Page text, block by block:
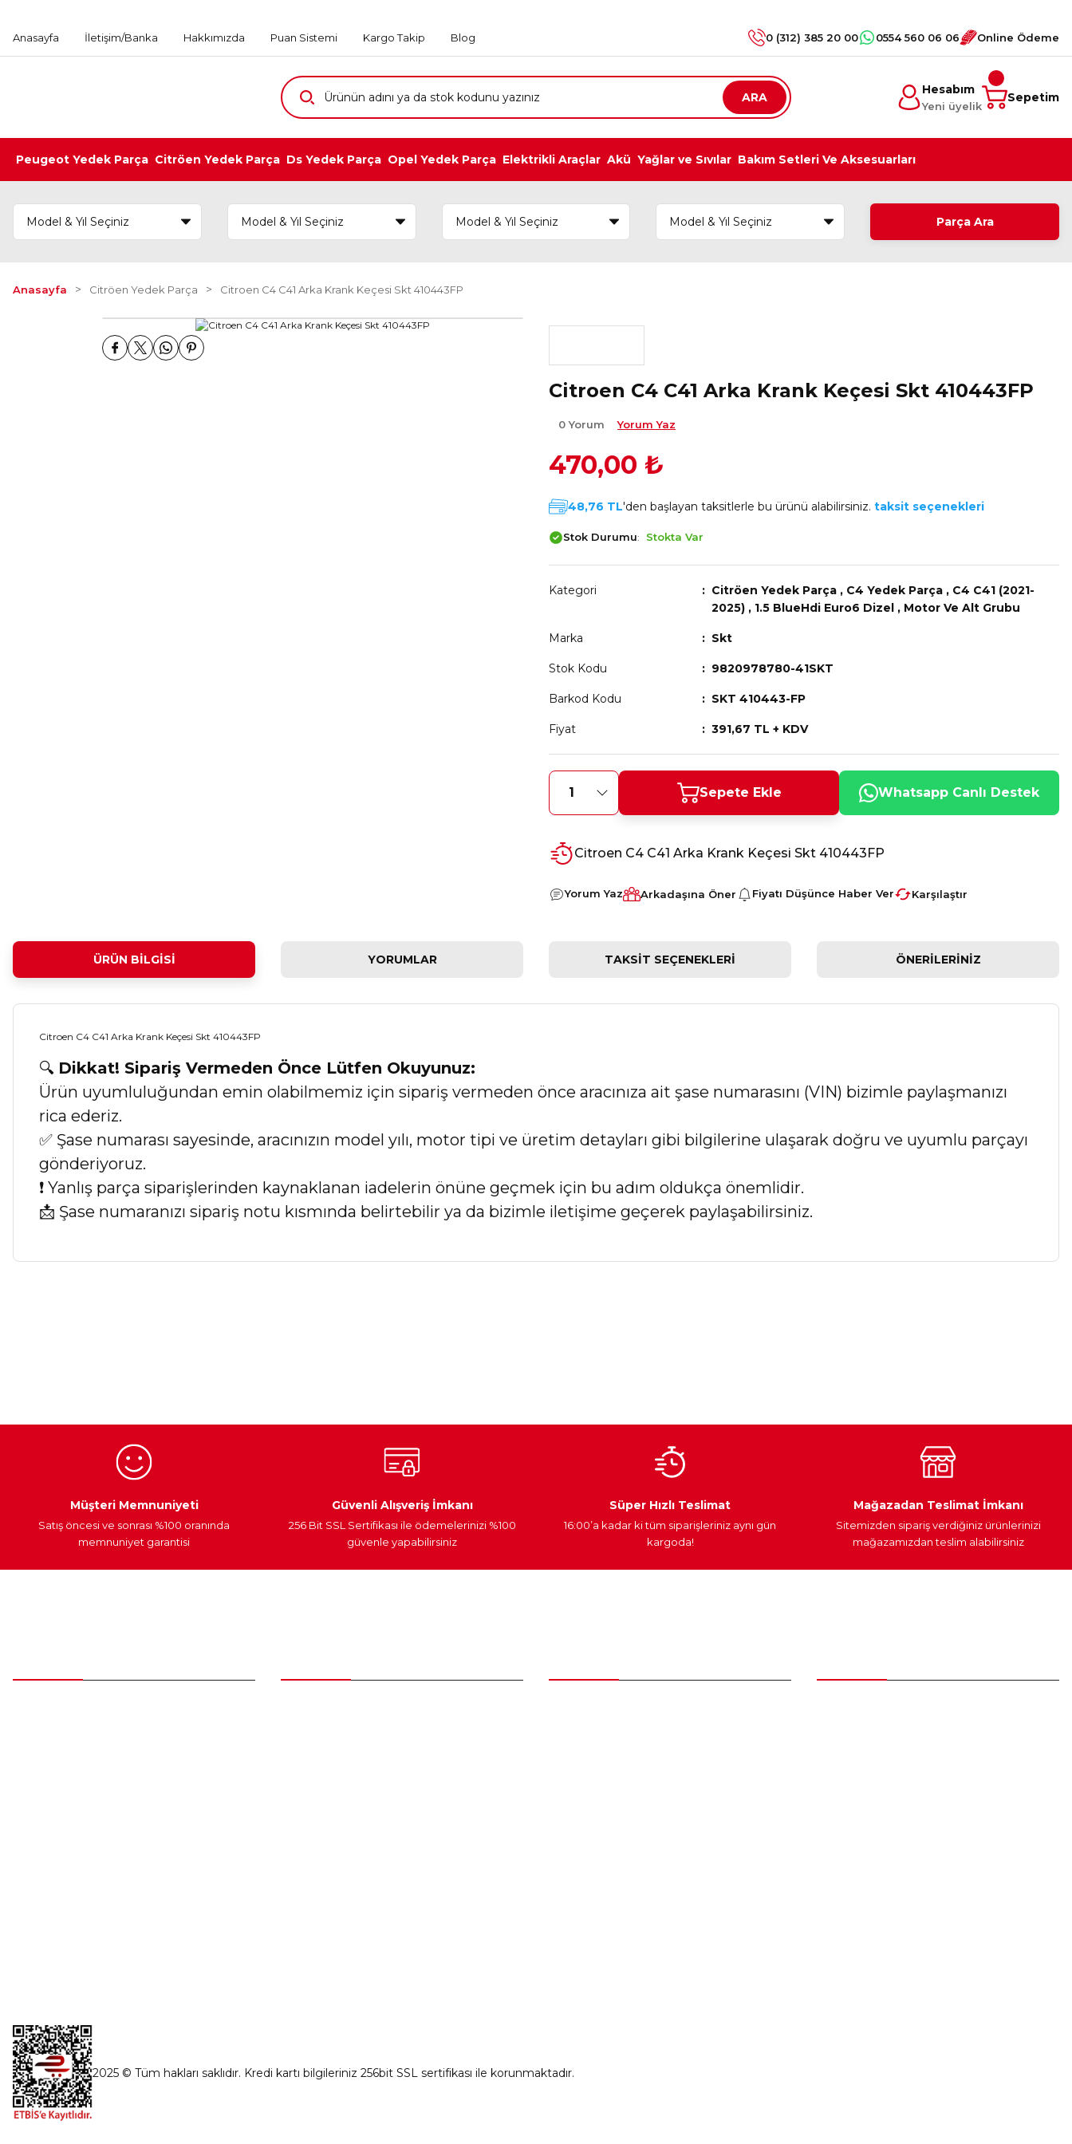
Anasayfa İletişim/Banka Hakkımızda Puan Sistemi Kargo Takip Blog 0 (312) 385 20 00 0554 560 06 06 Online Ödeme
ARA
Hesabım
Yeni üyelik
Sepetim
Peugeot Yedek Parça Citröen Yedek Parça Ds Yedek Parça Opel Yedek Parça Elektrikli Araçlar Akü Yağlar ve Sıvılar Bakım Setleri Ve Aksesuarları
Parça Ara
Anasayfa Citröen Yedek Parça Citroen C4 C41 Arka Krank Keçesi Skt 410443FP
Citroen C4 C41 Arka Krank Keçesi Skt 410443FP
0 Yorum Yorum Yaz
470,00 ₺
48,76 TL'den başlayan taksitlerle bu ürünü alabilirsiniz. taksit seçenekleri
Stok Durumu Stokta Var
Kategori Citröen Yedek Parça , C4 Yedek Parça , C4 C41 (2021-
2025) , 1.5 BlueHdi Euro6 Dizel , Motor Ve Alt Grubu
Marka Skt
Stok Kodu 9820978780-41SKT
Barkod Kodu SKT 410443-FP
Fiyat 391,67 TL + KDV
Sepete Ekle Whatsapp Canlı Destek
Citroen C4 C41 Arka Krank Keçesi Skt 410443FP
Yorum Yaz Arkadaşına Öner Fiyatı Düşünce Haber Ver Karşılaştır
ÜRÜN BILGISI YORUMLAR TAKSIT SEÇENEKLERI ÖNERILERINIZ
Citroen C4 C41 Arka Krank Keçesi Skt 410443FP
🔍 Dikkat! Sipariş Vermeden Önce Lütfen Okuyunuz:
Ürün uyumluluğundan emin olabilmemiz için sipariş vermeden önce aracınıza ait şase numarasını (VIN) bizimle paylaşmanızı
rica ederiz.
✅ Şase numarası sayesinde, aracınızın model yılı, motor tipi ve üretim detayları gibi bilgilerine ulaşarak doğru ve uyumlu parçayı
gönderiyoruz.
❗ Yanlış parça siparişlerinden kaynaklanan iadelerin önüne geçmek için bu adım oldukça önemlidir.
📩 Şase numaranızı sipariş notu kısmında belirtebilir ya da bizimle iletişime geçerek paylaşabilirsiniz.
Egzoz Sistemi Ateşleme Sistemi Araç Farları Yedek Parça
Müşteri Memnuniyeti
Satış öncesi ve sonrası %100 oranında
memnuniyet garantisi
Güvenli Alışveriş İmkanı
256 Bit SSL Sertifikası ile ödemelerinizi %100
güvenle yapabilirsiniz
Süper Hızlı Teslimat
16:00’a kadar ki tüm siparişleriniz aynı gün
kargoda!
Mağazadan Teslimat İmkanı
Sitemizden sipariş verdiğiniz ürünlerinizi
mağazamızdan teslim alabilirsiniz
2025 © Tüm hakları saklıdır. Kredi kartı bilgileriniz 256bit SSL sertifikası ile korunmaktadır.